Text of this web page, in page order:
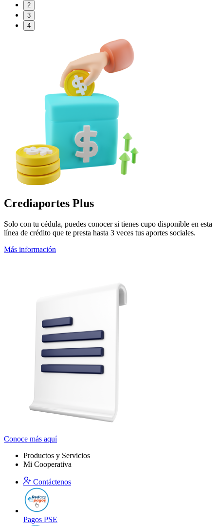
2
3
4
Crediaportes Plus
Solo con tu cédula, puedes conocer si tienes cupo disponible en esta
línea de crédito que te presta hasta 3 veces tus aportes sociales.
Más información
Conoce más aquí
Productos y Servicios
Mi Cooperativa
Contáctenos
Pagos PSE